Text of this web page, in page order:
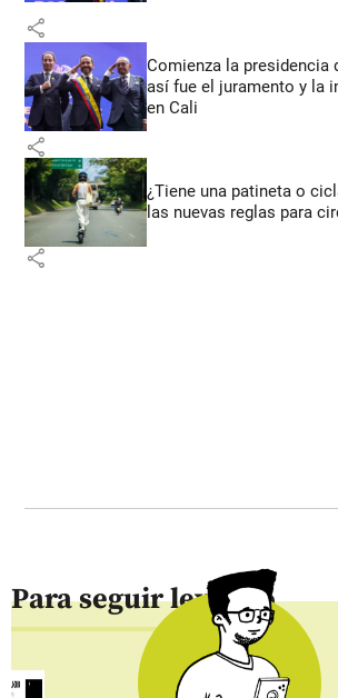
share
Comienza la presidencia
así fue el juramento y la
en Cali
share
¿Tiene una patineta o
las nuevas reglas para
share
Para seguir leyendo